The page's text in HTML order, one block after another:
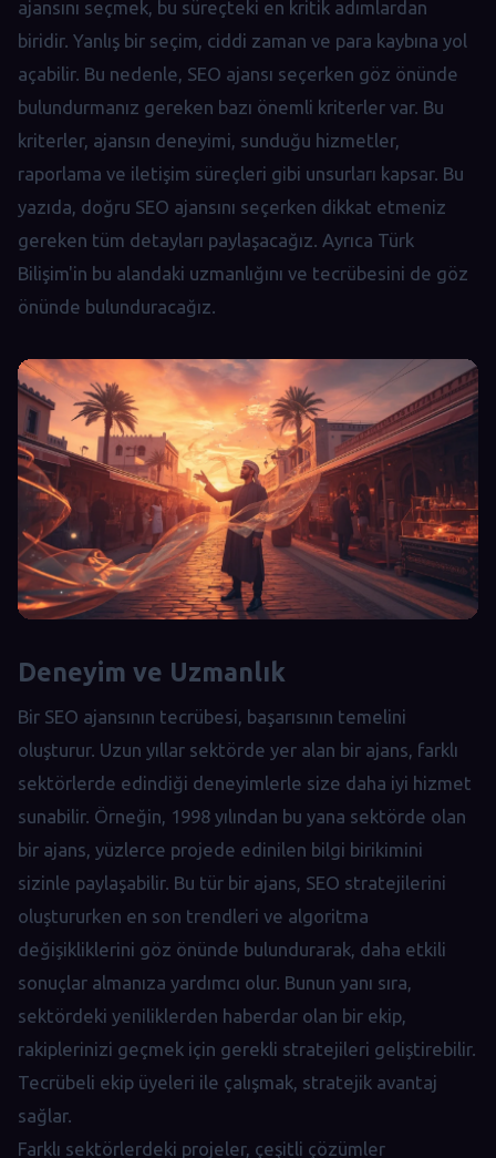
ajansını seçmek, bu süreçteki en kritik adımlardan
biridir. Yanlış bir seçim, ciddi zaman ve para kaybına yol
açabilir. Bu nedenle, SEO ajansı seçerken göz önünde
bulundurmanız gereken bazı önemli kriterler var. Bu
kriterler, ajansın deneyimi, sunduğu hizmetler,
raporlama ve iletişim süreçleri gibi unsurları kapsar. Bu
yazıda, doğru SEO ajansını seçerken dikkat etmeniz
gereken tüm detayları paylaşacağız. Ayrıca Türk
Bilişim'in bu alandaki uzmanlığını ve tecrübesini de göz
önünde bulunduracağız.
Deneyim ve Uzmanlık
Bir SEO ajansının tecrübesi, başarısının temelini
oluşturur. Uzun yıllar sektörde yer alan bir ajans, farklı
sektörlerde edindiği deneyimlerle size daha iyi hizmet
sunabilir. Örneğin, 1998 yılından bu yana sektörde olan
bir ajans, yüzlerce projede edinilen bilgi birikimini
sizinle paylaşabilir. Bu tür bir ajans, SEO stratejilerini
oluştururken en son trendleri ve algoritma
değişikliklerini göz önünde bulundurarak, daha etkili
sonuçlar almanıza yardımcı olur. Bunun yanı sıra,
sektördeki yeniliklerden haberdar olan bir ekip,
rakiplerinizi geçmek için gerekli stratejileri geliştirebilir.
Tecrübeli ekip üyeleri ile çalışmak, stratejik avantaj
sağlar.
Farklı sektörlerdeki projeler, çeşitli çözümler